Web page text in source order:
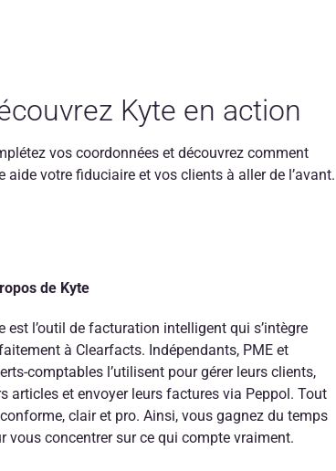
Kyte en action
vos coordonnées et découvrez comment
aide votre fiduciaire et vos clients à aller de l’avant.
de Kyte
est l’outil de facturation intelligent qui s’intègre
à Clearfacts. Indépendants, PME et
comptables l’utilisent pour gérer leurs clients,
articles et envoyer leurs factures via Peppol. Tout
clair et pro. Ainsi, vous gagnez du temps
vous concentrer sur ce qui compte vraiment.